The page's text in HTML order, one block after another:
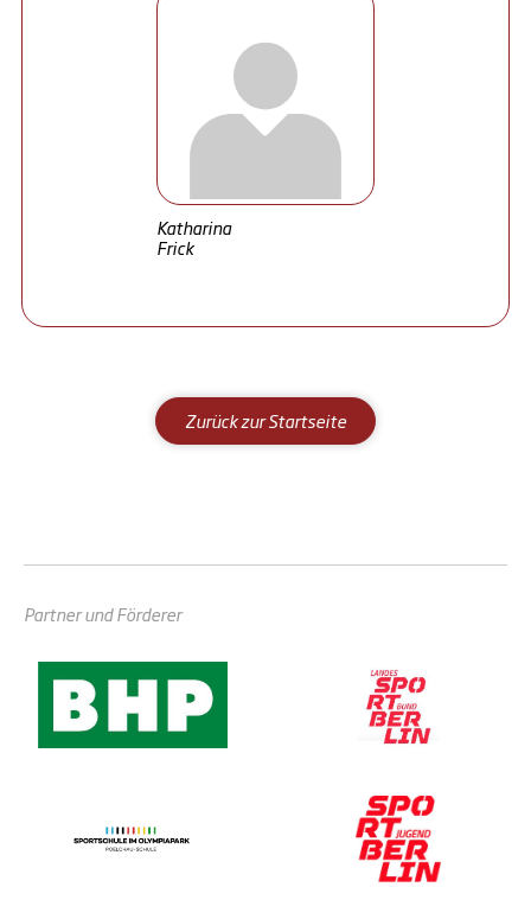
Katharina
Frick
Zurück zur Startseite
Partner und Förderer